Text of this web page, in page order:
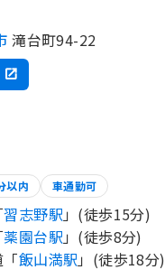
滝台町94-22
以内 車通勤可
習志野駅 」(徒歩15分)
薬園台駅 」(徒歩8分)
飯山満駅 」(徒歩18分)